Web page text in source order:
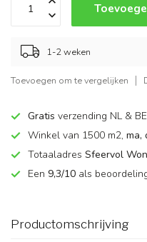
1-2 weken
Toevoegen om te vergelijken
Gratis verzending NL &
Winkel van 1500 m2, ma,
Totaaladres Sfeervol
Een 9,3/10 als
Productomschrijving